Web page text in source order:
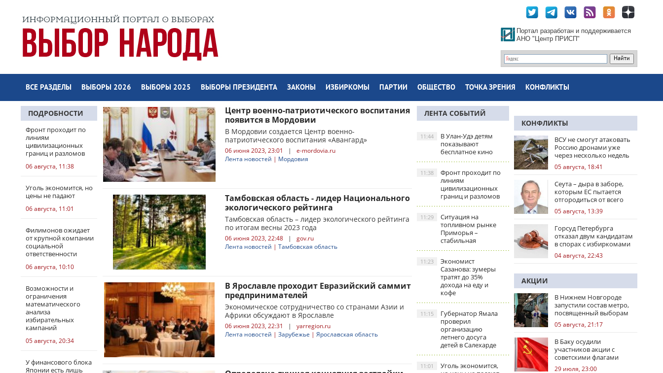
Портал разработан и поддерживается
АНО "Центр ПРИСП"
ВСЕ РАЗДЕЛЫ ВЫБОРЫ 2026 ВЫБОРЫ 2025 ВЫБОРЫ ПРЕЗИДЕНТА ЗАКОНЫ ИЗБИРКОМЫ ПАРТИИ ОБЩЕСТВО ТОЧКА ЗРЕНИЯ КОНФЛИКТЫ
ПОДРОБНОСТИ
Фронт проходит по
линиям
цивилизационных
границ и разломов
06 августа, 11:38
Уголь экономится, но
цены не падают
06 августа, 11:01
Филимонов ожидает
от крупной компании
социальной
ответственности
06 августа, 10:10
Возможности и
ограничения
математического
анализа
избирательных
кампаний
05 августа, 20:34
У финансового блока
Японии есть лишь
Центр военно-патриотического воспитания
появится в Мордовии
В Мордовии создается Центр военно-
патриотического воспитания «Авангард»
06 июня 2023, 23:01 |
e-mordovia.ru
Лента новостей | Мордовия
Тамбовская область - лидер Национального
экологического рейтинга
Тамбовская область – лидер экологического рейтинга
по итогам весны 2023 года
06 июня 2023, 22:48 |
gov.ru
Лента новостей | Тамбовская область
​В Ярославле проходит Евразийский саммит
предпринимателей
Экономическое сотрудничество со странами Азии и
Африки обсуждают в Ярославле
06 июня 2023, 22:31 |
yarregion.ru
Лента новостей | Зарубежье | Ярославская область
ЛЕНТА СОБЫТИЙ
В Улан-Удэ детям
показывают
бесплатное кино
11:44
Фронт проходит по
линиям
цивилизационных
границ и разломов
11:38
Ситуация на
топливном рынке
Приморья –
стабильная
11:29
Экономист
Сазанова: зумеры
тратят до 35%
дохода на еду и
кофе
11:23
Губернатор Ямала
проверил
организацию
летнего досуга
детей в Салехарде
11:15
Уголь экономится,
11:01
КОНФЛИКТЫ
ВСУ не смогут атаковать
Россию дронами уже
через несколько недель
05 августа, 18:41
Сеута – дыра в заборе,
которым ЕС пытается
отгородиться от всего
мира
05 августа, 13:39
Горсуд Петербурга
отказал двум кандидатам
в спорах с избиркомами
04 августа, 22:43
АКЦИИ
В Нижнем Новгороде
запустили состав метро,
посвященный выборам
05 августа, 21:17
В Баку осудили
участников акции с
советскими флагами
29 июля, 23:00